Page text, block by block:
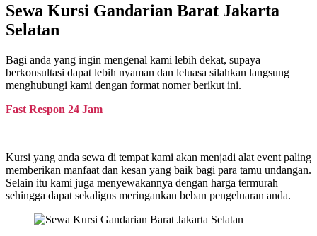
Sewa Kursi Gandarian Barat Jakarta
Selatan
Bagi anda yang ingin mengenal kami lebih dekat, supaya
berkonsultasi dapat lebih nyaman dan leluasa silahkan langsung
menghubungi kami dengan format nomer berikut ini.
Fast Respon 24 Jam
Kursi yang anda sewa di tempat kami akan menjadi alat event paling
memberikan manfaat dan kesan yang baik bagi para tamu undangan.
Selain itu kami juga menyewakannya dengan harga termurah
sehingga dapat sekaligus meringankan beban pengeluaran anda.